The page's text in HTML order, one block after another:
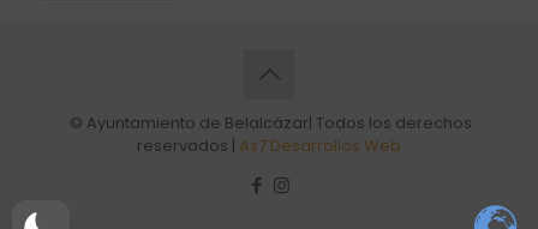
© Ayuntamiento de Belalcázar| Todos los derechos
reservados | As7 Desarrollos Web